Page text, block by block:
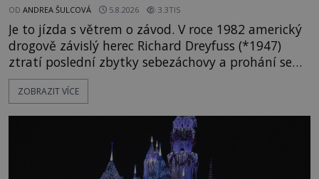
OD ANDREA ŠULCOVÁ 5.8.2026 3.3TIS
Je to jízda s větrem o závod. V roce 1982 americký
drogově závislý herec Richard Dreyfuss (*1947)
ztratí poslední zbytky sebezáchovy a prohání se
po silnicích ve svém mercedesu jako utržený ze
řetězu. Vše vyvrcholí katastrofou, když to Dreyfuss
následně nalezne schovaný kokain. Tímto
momentem se slavnému
ZOBRAZIT VÍCE